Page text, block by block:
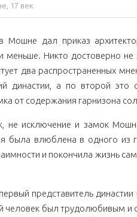
17 век
Мошне дал приказ
Никто достоверно не
два распространенных
династии, а по второй это
от содержания гарнизона
не исключение и замок
была влюблена в одного из
и покончила жизнь
представитель
человек был трудолюбивым и